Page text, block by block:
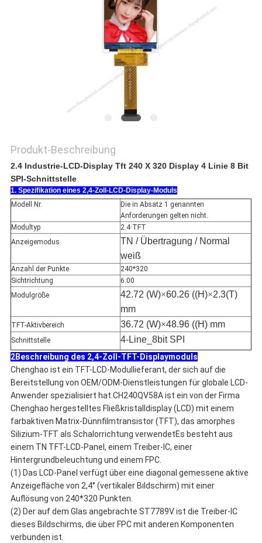
Produkt-Beschreibung
2.4 Industrie-LCD-Display Tft 240 X 320 Display 4 Linie 8 Bit
SPI-Schnittstelle
1. Spezifikation eines 2,4-Zoll-LCD-Display-Moduls
Modell Nr.
Die in Absatz 1 genannten
Anforderungen gelten nicht.
Modultyp
2.4·TFT
Anzeigemodus
TN / Übertragung / Normal
weiß
Anzahl der Punkte
240*320
Sichtrichtung
6:00
Modulgröße
42.72 (W)×60.26 ((H)×2.3(T)
mm
TFT-Aktivbereich 36.72 (W)×48.96 ((H) mm
Schnittstelle 4-Line_8bit SPI
2Beschreibung des 2,4-Zoll-TFT-Displaymoduls
Chenghao ist ein TFT-LCD-Modullieferant, der sich auf die
Bereitstellung von OEM/ODM-Dienstleistungen für globale LCD-
Anwender spezialisiert hat.CH240QV58A ist ein von der Firma
Chenghao hergestelltes Fließkristalldisplay (LCD) mit einem
farbaktiven Matrix-Dünnfilmtransistor (TFT), das amorphes
Silizium-TFT als Schalorrichtung verwendetEs besteht aus
einem TN TFT-LCD-Panel, einem Treiber-IC, einer
Hintergrundbeleuchtung und einem FPC.
(1) Das LCD-Panel verfügt über eine diagonal gemessene aktive
Anzeigefläche von 2,4° (vertikaler Bildschirm) mit einer
Auflösung von 240*320 Punkten.
(2) Der auf dem Glas angebrachte ST7789V ist die Treiber-IC
dieses Bildschirms, die über FPC mit anderen Komponenten
verbunden ist.